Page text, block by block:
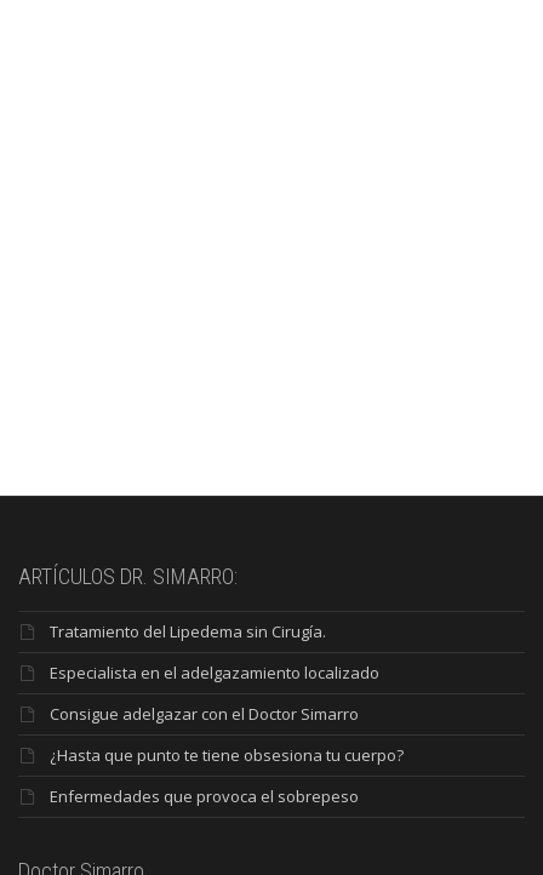
ARTÍCULOS DR. SIMARRO:
Tratamiento del Lipedema sin Cirugía.
Especialista en el adelgazamiento localizado
Consigue adelgazar con el Doctor Simarro
¿Hasta que punto te tiene obsesiona tu cuerpo?
Enfermedades que provoca el sobrepeso